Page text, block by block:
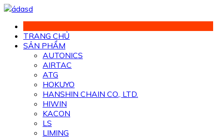
Chuyển
phần
dung
TRANG CHỦ
SẢN PHẨM
AUTONICS
AIRTAC
ATG
HOKUYO
HANSHIN CHAIN CO., LTD.
HIWIN
KACON
LS
LIMING